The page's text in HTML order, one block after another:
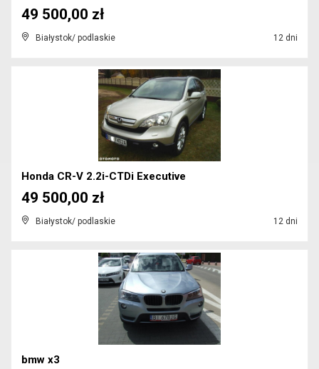
Białystok/ podlaskie 12 dni
49 500,00 zł
Honda CR-V 2.2i-CTDi Executive
Białystok/ podlaskie 12 dni
49 500,00 zł
bmw x3